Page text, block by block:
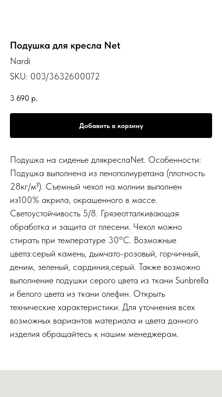
Подушка для кресла Net
Nardi
SKU: 003/3632600072
3 690 р.
Добавить в корзину
Подушка на сиденье длякреслаNet. Особенности:
Подушка выполнена из пенополиуретана (плотность
28кг/м³). Съемный чехол на молнии выполнен
из100% акрила, окрашенного в массе.
Светоустойчивость 5/8. Грязеотталкивающая
обработка и защита от плесени. Чехол можно
стирать при температуре 30°С. Возможные
цвета:серый камень, дымчато-розовый, горчичный,
деним, зеленый, сардиния,серый. Также возможно
выполнение подушки серого цвета из ткани Sunbrella
и белого цвета из ткани олефин. Открыть
технические характеристики. Для уточнения всех
возможных вариантов материала и цвета данного
изделия обращайтесь к нашим менеджерам.